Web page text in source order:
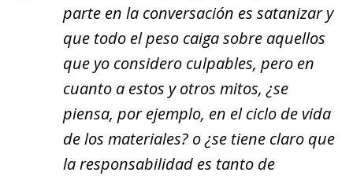
parte en la conversación es satanizar y
que todo el peso caiga sobre aquellos
que yo considero culpables, pero en
cuanto a estos y otros mitos, ¿se
piensa, por ejemplo, en el ciclo de vida
de los materiales? o ¿se tiene claro que
la responsabilidad es tanto de